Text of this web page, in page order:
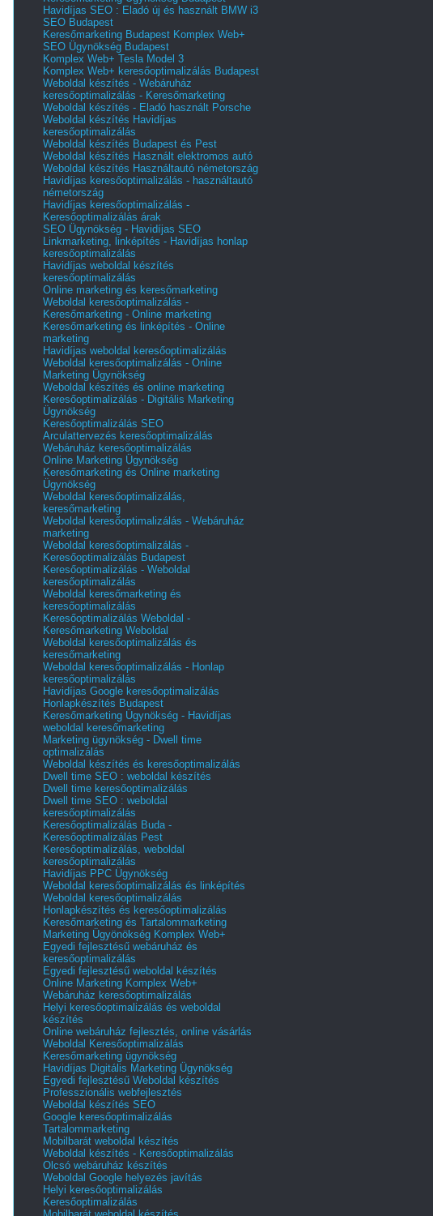
Havidíjas SEO : Eladó új és használt BMW i3
SEO Budapest
Keresőmarketing Budapest Komplex Web+
SEO Ügynökség Budapest
Komplex Web+ Tesla Model 3
Komplex Web+ keresőoptimalizálás Budapest
Weboldal készítés - Webáruház
keresőoptimalizálás - Keresőmarketing
Weboldal készítés - Eladó használt Porsche
Weboldal készítés Havidíjas
keresőoptimalizálás
Weboldal készítés Budapest és Pest
Weboldal készítés Használt elektromos autó
Weboldal készítés Használtautó németország
Havidíjas keresőoptimalizálás - használtautó
németország
Havidíjas keresőoptimalizálás -
Keresőoptimalizálás árak
SEO Ügynökség - Havidíjas SEO
Linkmarketing, linképítés - Havidíjas honlap
keresőoptimalizálás
Havidíjas weboldal készítés
keresőoptimalizálás
Online marketing és keresőmarketing
Weboldal keresőoptimalizálás -
Keresőmarketing - Online marketing
Keresőmarketing és linképítés - Online
marketing
Havidíjas weboldal keresőoptimalizálás
Weboldal keresőoptimalizálás - Online
Marketing Ügynökség
Weboldal készítés és online marketing
Keresőoptimalizálás - Digitális Marketing
Ügynökség
Keresőoptimalizálás SEO
Arculattervezés keresőoptimalizálás
Webáruház keresőoptimalizálás
Online Marketing Ügynökség
Keresőmarketing és Online marketing
Ügynökség
Weboldal keresőoptimalizálás,
keresőmarketing
Weboldal keresőoptimalizálás - Webáruház
marketing
Weboldal keresőoptimalizálás -
Keresőoptimalizálás Budapest
Keresőoptimalizálás - Weboldal
keresőoptimalizálás
Weboldal keresőmarketing és
keresőoptimalizálás
Keresőoptimalizálás Weboldal -
Keresőmarketing Weboldal
Weboldal keresőoptimalizálás és
keresőmarketing
Weboldal keresőoptimalizálás - Honlap
keresőoptimalizálás
Havidíjas Google keresőoptimalizálás
Honlapkészítés Budapest
Keresőmarketing Ügynökség - Havidíjas
weboldal keresőmarketing
Marketing ügynökség - Dwell time
optimalizálás
Weboldal készítés és keresőoptimalizálás
Dwell time SEO : weboldal készítés
Dwell time keresőoptimalizálás
Dwell time SEO : weboldal
keresőoptimalizálás
Keresőoptimalizálás Buda -
Keresőoptimalizálás Pest
Keresőoptimalizálás, weboldal
keresőoptimalizálás
Havidíjas PPC Ügynökség
Weboldal keresőoptimalizálás és linképítés
Weboldal keresőoptimalizálás
Honlapkészítés és keresőoptimalizálás
Keresőmarketing és Tartalommarketing
Marketing Ügyönökség Komplex Web+
Egyedi fejlesztésű webáruház és
keresőoptimalizálás
Egyedi fejlesztésű weboldal készítés
Online Marketing Komplex Web+
Webáruház keresőoptimalizálás
Helyi keresőoptimalizálás és weboldal
készítés
Online webáruház fejlesztés, online vásárlás
Weboldal Keresőoptimalizálás
Keresőmarketing ügynökség
Havidíjas Digitális Marketing Ügynökség
Egyedi fejlesztésű Weboldal készítés
Professzionális webfejlesztés
Weboldal készítés SEO
Google keresőoptimalizálás
Tartalommarketing
Mobilbarát weboldal készítés
Weboldal készítés - Keresőoptimalizálás
Olcsó webáruház készítés
Weboldal Google helyezés javítás
Helyi keresőoptimalizálás
Keresőoptimalizálás
Mobilbarát weboldal készítés